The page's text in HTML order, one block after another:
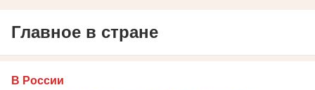
Главное в стране
В России